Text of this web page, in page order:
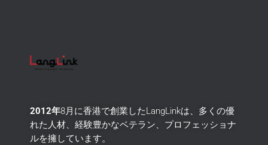
2012年8月に香港で創業したLangLinkは、多くの優
れた人材、経験豊かなベテラン、プロフェッショナ
ルを擁しています。